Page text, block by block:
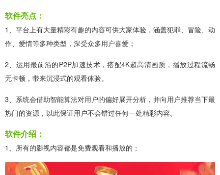
软件亮点：
1、平台上有大量精彩有趣的内容可供大家体验，涵盖犯罪、冒险、动
作、爱情等多种类型，深受众多用户喜爱；
2、运用最前沿的P2P加速技术，搭配4K超高清画质，播放过程流畅
无卡顿，带来沉浸式的观看体验。
3、系统会借助智能算法对用户的偏好展开分析，并向用户推荐当下最
热门的资源，以此保证用户不会错过任何一处精彩内容。
软件介绍：
1、所有的影视内容都是免费观看和播放的；